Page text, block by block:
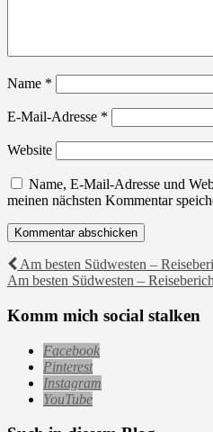
Name *
E-Mail-Adresse *
Website
Name, E-Mail-Adresse und
meinen nächsten Kommentar
Beitragsnavigation
Am besten Südwesten –
Am besten Südwesten –
Komm mich social stalken
Facebook
Pinterest
Instagram
YouTube